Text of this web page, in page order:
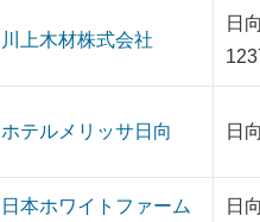
川上木材株式会社
日
ホテルメリッサ日向 日
日本ホワイトファーム
日